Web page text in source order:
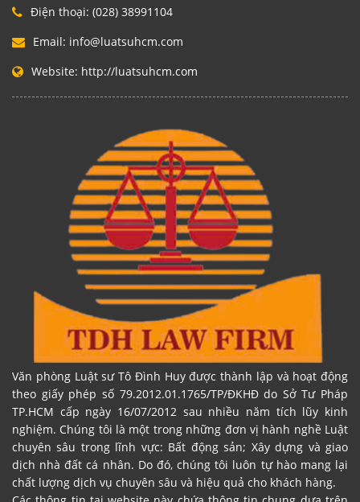
Điện thoại: (028) 38991104
Email: info@luatsuhcm.com
Website: http://luatsuhcm.com
Văn phòng Luật sư Tô Đình Huy được thành lập và hoạt động
theo giấy phép số 79.2012.01.1765/TP/ĐKHĐ do Sở Tư Pháp
TP.HCM cấp ngày 16/07/2012 sau nhiều năm tích lũy kinh
nghiệm. Chúng tôi là một trong những đơn vị hành nghề Luật
chuyên sâu trong lĩnh vực: Bất động sản; Xây dựng và giao
dịch nhà đất cá nhân. Do đó, chúng tôi luôn tự hào mang lại
chất lượng dịch vụ chuyên sâu và hiệu quả cho khách hàng.